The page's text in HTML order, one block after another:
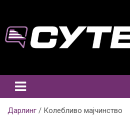
content
Дарлинг Колебливо мајчинство